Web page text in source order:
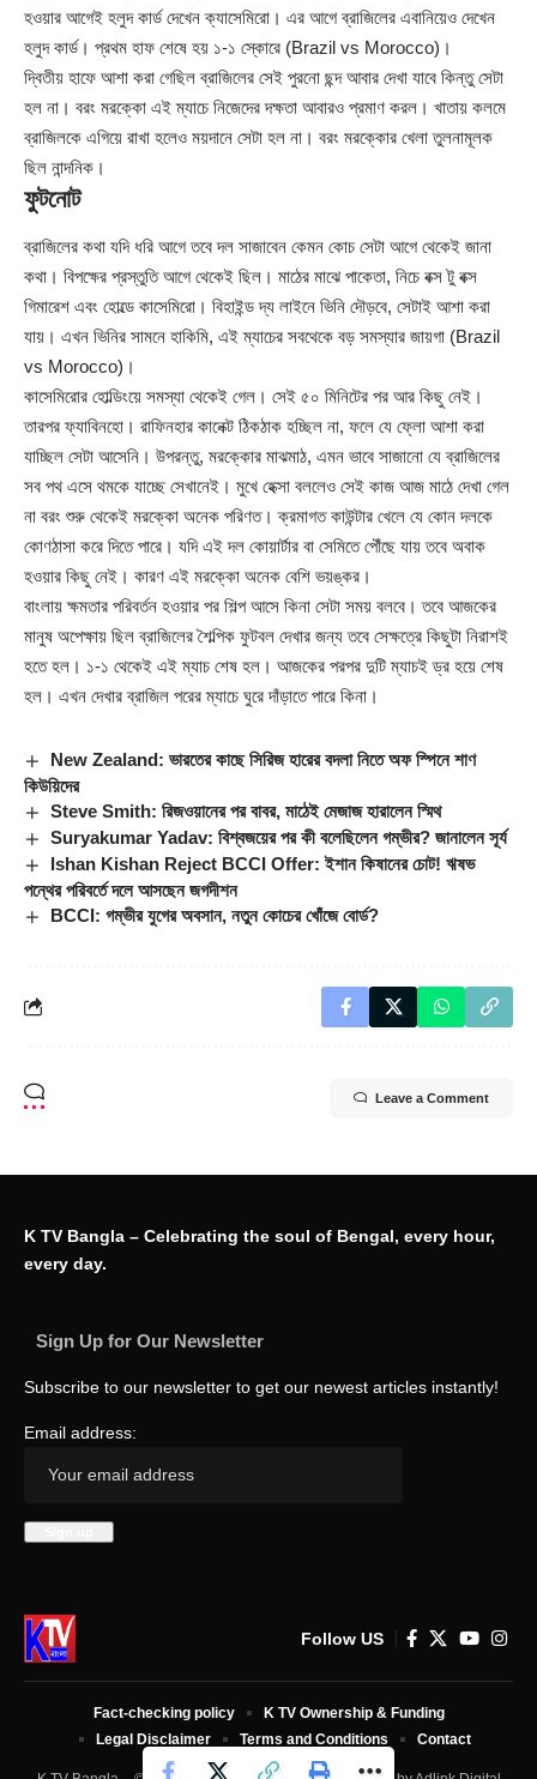
হওয়ার আগেই হলুদ কার্ড দেখেন ক্যাসেমিরো। এর আগে ব্রাজিলের এবানিয়েও দেখেন
হলুদ কার্ড। প্রথম হাফ শেষে হয় ১-১ স্কোরে (Brazil vs Morocco)।
দ্বিতীয় হাফে আশা করা গেছিল ব্রাজিলের সেই পুরনো ছন্দ আবার দেখা যাবে কিন্তু সেটা
হল না। বরং মরক্কো এই ম্যাচে নিজেদের দক্ষতা আবারও প্রমাণ করল। খাতায় কলমে
ব্রাজিলকে এগিয়ে রাখা হলেও ময়দানে সেটা হল না। বরং মরক্কোর খেলা তুলনামূলক
ছিল নান্দনিক।
ফুটনোট
ব্রাজিলের কথা যদি ধরি আগে তবে দল সাজাবেন কেমন কোচ সেটা আগে থেকেই জানা
কথা। বিপক্ষের প্রস্তুতি আগে থেকেই ছিল। মাঠের মাঝে পাকেতা, নিচে বক্স টু বক্স
গিমারেশ এবং হোল্ডে কাসেমিরো। বিহাইন্ড দ্য লাইনে ভিনি দৌড়বে, সেটাই আশা করা
যায়। এখন ভিনির সামনে হাকিমি, এই ম্যাচের সবথেকে বড় সমস্যার জায়গা (Brazil
vs Morocco)।
কাসেমিরোর হোল্ডিংয়ে সমস্যা থেকেই গেল। সেই ৫০ মিনিটের পর আর কিছু নেই।
তারপর ফ্যাবিনহো। রাফিনহার কানেক্ট ঠিকঠাক হচ্ছিল না, ফলে যে ফ্লো আশা করা
যাচ্ছিল সেটা আসেনি। উপরন্তু, মরক্কোর মাঝমাঠ, এমন ভাবে সাজানো যে ব্রাজিলের
সব পথ এসে থমকে যাচ্ছে সেখানেই। মুখে হেক্সা বললেও সেই কাজ আজ মাঠে দেখা গেল
না বরং শুরু থেকেই মরক্কো অনেক পরিণত। ক্রমাগত কাউন্টার খেলে যে কোন দলকে
কোণঠাসা করে দিতে পারে। যদি এই দল কোয়ার্টার বা সেমিতে পৌঁছে যায় তবে অবাক
হওয়ার কিছু নেই। কারণ এই মরক্কো অনেক বেশি ভয়ঙ্কর।
বাংলায় ক্ষমতার পরিবর্তন হওয়ার পর শিল্প আসে কিনা সেটা সময় বলবে। তবে আজকের
মানুষ অপেক্ষায় ছিল ব্রাজিলের শৈল্পিক ফুটবল দেখার জন্য তবে সেক্ষত্রে কিছুটা নিরাশই
হতে হল। ১-১ থেকেই এই ম্যাচ শেষ হল। আজকের পরপর দুটি ম্যাচই ড্র হয়ে শেষ
হল। এখন দেখার ব্রাজিল পরের ম্যাচে ঘুরে দাঁড়াতে পারে কিনা।
New Zealand: ভারতের কাছে সিরিজ হারের বদলা নিতে অফ স্পিনে শাণ
কিউয়িদের
Steve Smith: রিজওয়ানের পর বাবর, মাঠেই মেজাজ হারালেন স্মিথ
Suryakumar Yadav: বিশ্বজয়ের পর কী বলেছিলেন গম্ভীর? জানালেন সূর্য
Ishan Kishan Reject BCCI Offer: ইশান কিষানের চোট! ঋষভ
পন্থের পরিবর্তে দলে আসছেন জগদীশন
BCCI: গম্ভীর যুগের অবসান, নতুন কোচের খোঁজে বোর্ড?
Leave a Comment
K TV Bangla – Celebrating the soul of Bengal, every hour,
every day.
Sign Up for Our Newsletter
Subscribe to our newsletter to get our newest articles instantly!
Email address:
Follow US
Fact-checking policy
K TV Ownership & Funding
Legal Disclaimer
Terms and Conditions Contact